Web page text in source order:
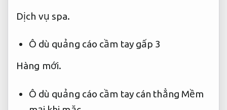
Dịch vụ spa.
Ô dù quảng cáo cầm tay gấp 3
Hàng mới.
Ô dù quảng cáo cầm tay cán thẳng Mềm